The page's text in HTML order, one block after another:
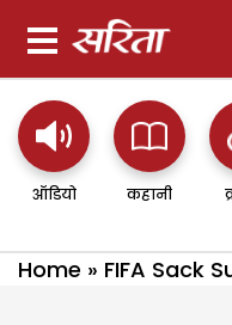
ऑडियो कहानी
Home » FIFA Sack